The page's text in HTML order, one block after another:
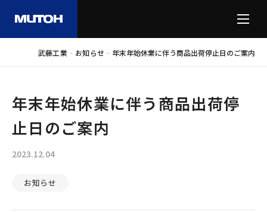
武藤工業 - お知らせ - 年末年始休業に伴う商品出荷停止日のご案内
年末年始休業に伴う商品出荷停
止日のご案内
2023.12.04
お知らせ